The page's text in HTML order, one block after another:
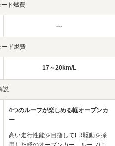
ド燃費
---
ード燃費
17～20km/L
説
4つのルーフが楽しめる軽オープンカ
ー
高い走行性能を目指してFR駆動を採